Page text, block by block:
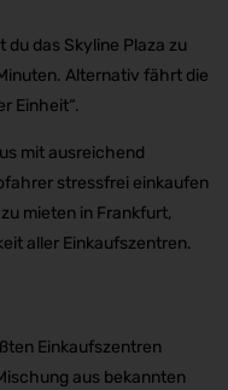
das Skyline Plaza zu
Alternativ fährt die
Einheit“.
mit ausreichend
stressfrei einkaufen
mieten in Frankfurt,
aller Einkaufszentren.
Einkaufszentren
aus bekannten